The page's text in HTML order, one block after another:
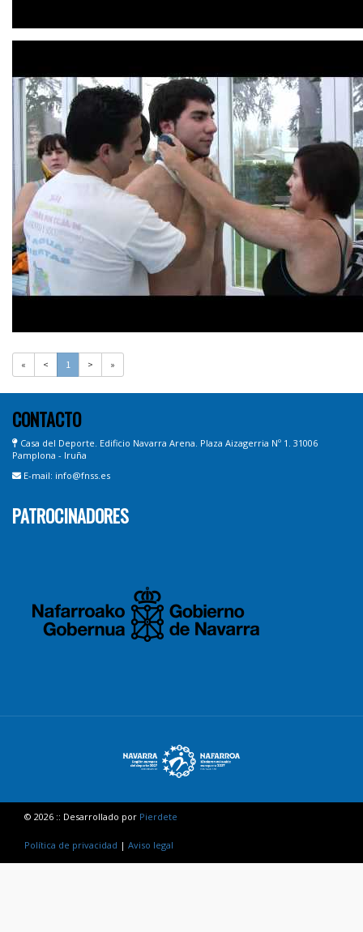
« < 1 > »
CONTACTO
Casa del Deporte. Edificio Navarra Arena. Plaza Aizagerria Nº 1. 31006
Pamplona - Iruña
E-mail: info@fnss.es
PATROCINADORES
© 2026 :: Desarrollado por Pierdete
Política de privacidad | Aviso legal